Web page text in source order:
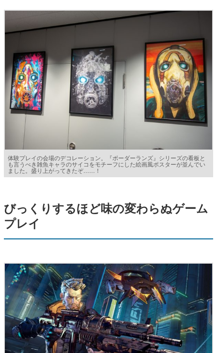
体験プレイの会場のデコレーション。『ボーダーランズ』シリーズの看板と
も言うべき雑魚キャラのサイコをモチーフにした絵画風ポスターが並んでい
ました。盛り上がってきたぞ……！
びっくりするほど味の変わらぬゲーム
プレイ